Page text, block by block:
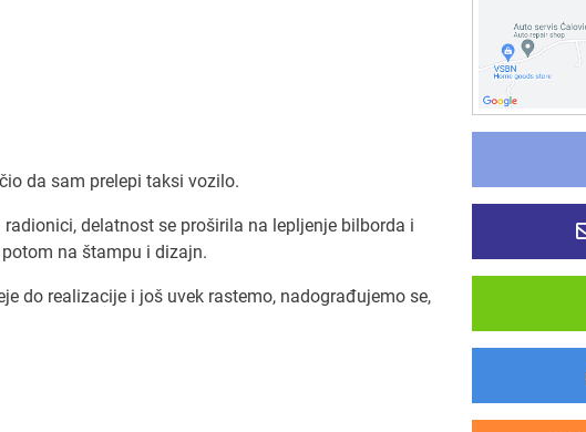
da sam prelepi taksi vozilo.
delatnost se proširila na lepljenje bilborda i
na štampu i dizajn.
do realizacije i još uvek rastemo, nadograđujemo se,